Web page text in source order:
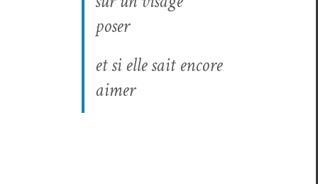
pos­er
et si elle sait encore
aimer